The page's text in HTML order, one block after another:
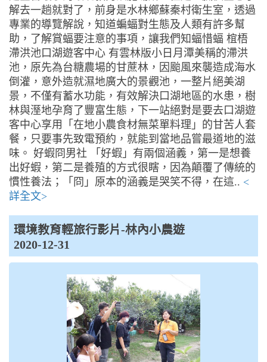
解去一趟就對了，前身是水林鄉蘇秦村衛生室，透過
專業的導覽解說，知道蝙蝠對生態及人類有許多幫
助，了解賞蝠要注意的事項，讓我們知蝠惜蝠 椬梧
滯洪池口湖遊客中心 有雲林版小日月潭美稱的滯洪
池，原先為台糖農場的甘蔗林，因颱風來襲造成海水
倒灌，意外造就濕地廣大的景觀池，一整片絕美湖
景，不僅有蓄水功能，有效解決口湖地區的水患，樹
林與溼地孕育了豐富生態，下一站絕對是要去口湖遊
客中心享用「在地小農食材無菜單料理」的甘苦人套
餐，只要事先致電預約，就能到當地品嘗最道地的滋
味。 好蝦冏男社 「好蝦」有兩個涵義，第一是想養
出好蝦，第二是養殖的方式很瞎，因為顛覆了傳統的
慣性養法；「冏」原本的涵義是哭笑不得，在這.. <
詳全文>
環境教育輕旅行影片-林內小農遊
2020-12-31